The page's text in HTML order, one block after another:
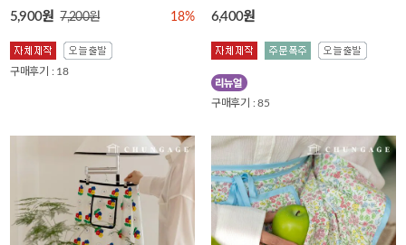
5,900원 7,200원 18%
구매후기 : 18
6,400원
구매후기 : 85